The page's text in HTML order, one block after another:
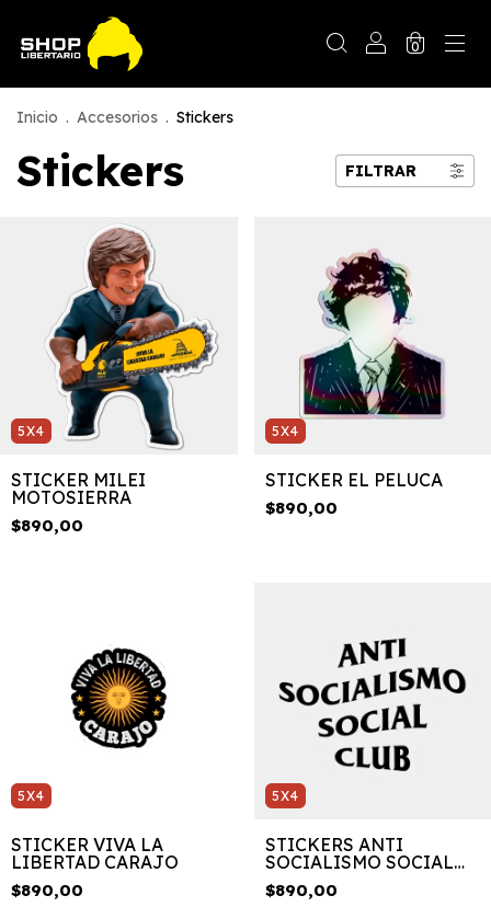
0
Inicio . Accesorios . Stickers
Stickers FILTRAR
5X4
STICKER MILEI
MOTOSIERRA
$890,00
5X4
STICKER EL PELUCA
$890,00
5X4
STICKER VIVA LA
LIBERTAD CARAJO
$890,00
5X4
STICKERS ANTI
SOCIALISMO SOCIAL
CLUB
$890,00